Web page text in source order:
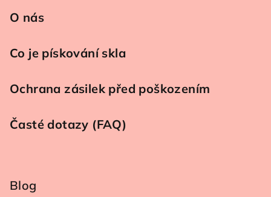
O nás
Co je pískování skla
Ochrana zásilek před poškozením
Časté dotazy (FAQ)
Blog